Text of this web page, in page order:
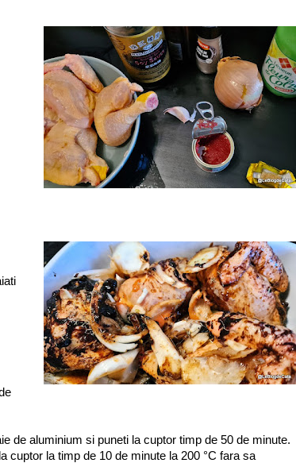
de aluminium si puneti la cuptor timp de 50 de minute.
cuptor la timp de 10 de minute la 200 °C fara sa